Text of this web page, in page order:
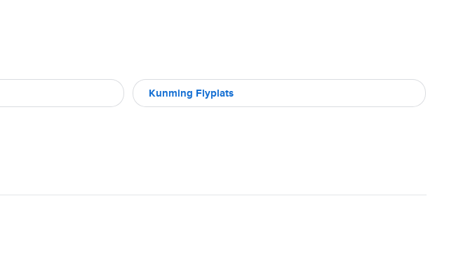
Kunming Flyplats